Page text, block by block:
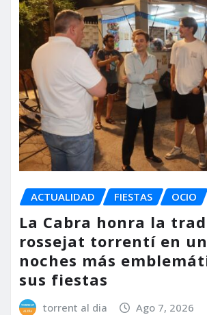
ACTUALIDAD FIESTAS OCIO
La Cabra honra la
rossejat torrentí en
noches más
sus fiestas
torrent al dia Ago 7, 2026